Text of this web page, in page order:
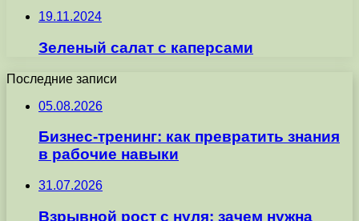
19.11.2024
Зеленый салат с каперсами
Последние записи
05.08.2026
Бизнес-тренинг: как превратить знания
в рабочие навыки
31.07.2026
Взрывной рост с нуля: зачем нужна